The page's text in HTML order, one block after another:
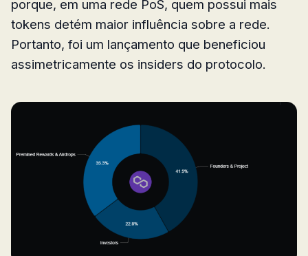
porque, em uma rede PoS, quem possui mais
tokens detém maior influência sobre a rede.
Portanto, foi um lançamento que beneficiou
assimetricamente os insiders do protocolo.